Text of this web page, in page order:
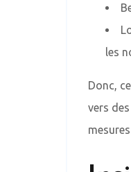
les
Donc,
vers